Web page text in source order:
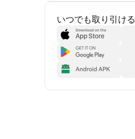
いつでも取り引ける